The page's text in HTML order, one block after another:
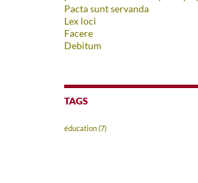
Pacta sunt servanda
Lex loci
Facere
Debitum
TAGS
éducation(7)